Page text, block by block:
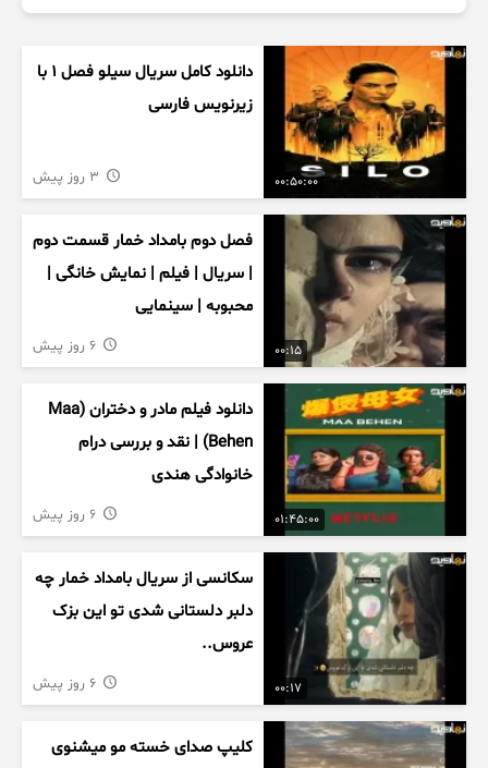
00:50:00
دانلود کامل سریال سیلو فصل ۱ با
زیرنویس فارسی
00:15
فصل دوم بامداد خمار قسمت دوم
| سریال | فیلم | نمایش خانگی |
محبوبه | سینمایی
01:45:00
دانلود فیلم مادر و دختران (Maa
Behen) | نقد و بررسی درام
خانوادگی هندی
00:17
سکانسی از سریال بامداد خمار چه
دلبر دلستانی شدی تو این بزک
عروس..
کلیپ صدای خسته مو میشنوی